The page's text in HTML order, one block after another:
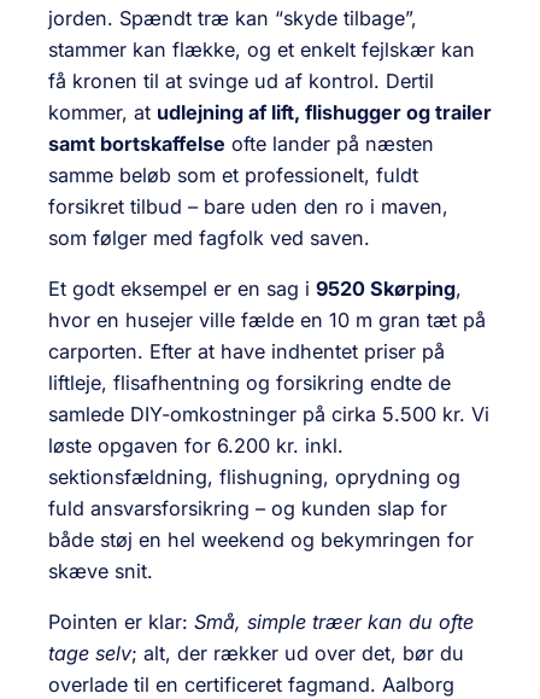
jorden. Spændt træ kan “skyde tilbage”,
stammer kan flække, og et enkelt fejlskær kan
få kronen til at svinge ud af kontrol. Dertil
kommer, at udlejning af lift, flishugger og trailer
samt bortskaffelse ofte lander på næsten
samme beløb som et professionelt, fuldt
forsikret tilbud – bare uden den ro i maven,
som følger med fagfolk ved saven.
Et godt eksempel er en sag i 9520 Skørping,
hvor en husejer ville fælde en 10 m gran tæt på
carporten. Efter at have indhentet priser på
liftleje, flisafhentning og forsikring endte de
samlede DIY-omkostninger på cirka 5.500 kr. Vi
løste opgaven for 6.200 kr. inkl.
sektionsfældning, flishugning, oprydning og
fuld ansvarsforsikring – og kunden slap for
både støj en hel weekend og bekymringen for
skæve snit.
Pointen er klar: Små, simple træer kan du ofte
tage selv; alt, der rækker ud over det, bør du
overlade til en certificeret fagmand. Aalborg